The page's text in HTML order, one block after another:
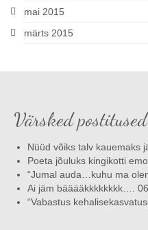
mai 2015
märts 2015
Värsked postitused
Nüüd võiks talv kauemaks
Poeta jõuluks kingikotti
“Jumal auda…kuhu ma
Ai jäm bääääkkkkkkkk….
“Vabastus